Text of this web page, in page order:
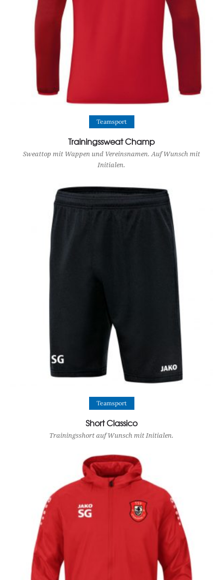
View Product
Teamsport
Trainingssweat Champ
Sweattop mit Wappen und Vereinsnamen. Auf Wunsch mit
Initialen.
View Product
Teamsport
Short Classico
Trainingsshort auf Wunsch mit Initialen.